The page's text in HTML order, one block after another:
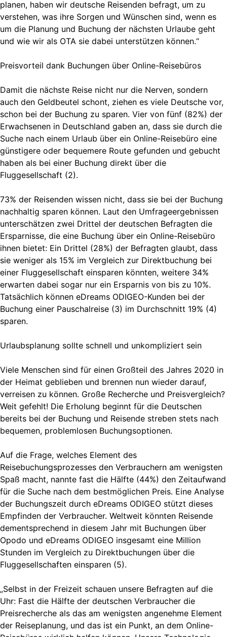
planen, haben wir deutsche Reisenden befragt, um zu
verstehen, was ihre Sorgen und Wünschen sind, wenn es
um die Planung und Buchung der nächsten Urlaube geht
und wie wir als OTA sie dabei unterstützen können.“
Preisvorteil dank Buchungen über Online-Reisebüros
Damit die nächste Reise nicht nur die Nerven, sondern
auch den Geldbeutel schont, ziehen es viele Deutsche vor,
schon bei der Buchung zu sparen. Vier von fünf (82%) der
Erwachsenen in Deutschland gaben an, dass sie durch die
Suche nach einem Urlaub über ein Online-Reisebüro eine
günstigere oder bequemere Route gefunden und gebucht
haben als bei einer Buchung direkt über die
Fluggesellschaft (2).
73% der Reisenden wissen nicht, dass sie bei der Buchung
nachhaltig sparen können. Laut den Umfrageergebnissen
unterschätzen zwei Drittel der deutschen Befragten die
Ersparnisse, die eine Buchung über ein Online-Reisebüro
ihnen bietet: Ein Drittel (28%) der Befragten glaubt, dass
sie weniger als 15% im Vergleich zur Direktbuchung bei
einer Fluggesellschaft einsparen könnten, weitere 34%
erwarten dabei sogar nur ein Ersparnis von bis zu 10%.
Tatsächlich können eDreams ODIGEO-Kunden bei der
Buchung einer Pauschalreise (3) im Durchschnitt 19% (4)
sparen.
Urlaubsplanung sollte schnell und unkompliziert sein
Viele Menschen sind für einen Großteil des Jahres 2020 in
der Heimat geblieben und brennen nun wieder darauf,
verreisen zu können. Große Recherche und Preisvergleich?
Weit gefehlt! Die Erholung beginnt für die Deutschen
bereits bei der Buchung und Reisende streben stets nach
bequemen, problemlosen Buchungsoptionen.
Auf die Frage, welches Element des
Reisebuchungsprozesses den Verbrauchern am wenigsten
Spaß macht, nannte fast die Hälfte (44%) den Zeitaufwand
für die Suche nach dem bestmöglichen Preis. Eine Analyse
der Buchungszeit durch eDreams ODIGEO stützt dieses
Empfinden der Verbraucher. Weltweit könnten Reisende
dementsprechend in diesem Jahr mit Buchungen über
Opodo und eDreams ODIGEO insgesamt eine Million
Stunden im Vergleich zu Direktbuchungen über die
Fluggesellschaften einsparen (5).
„Selbst in der Freizeit schauen unsere Befragten auf die
Uhr: Fast die Hälfte der deutschen Verbraucher die
Preisrecherche als das am wenigsten angenehme Element
der Reiseplanung, und das ist ein Punkt, an dem Online-